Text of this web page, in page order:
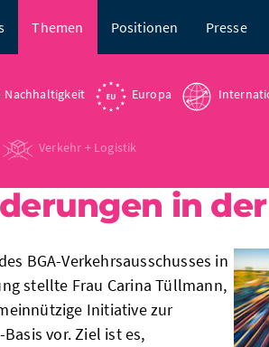
Themen
Nachhaltigkeit Europa
Verkehr + Logistik
Positionen Presse
in
BGA-Verkehrsausschusses in
stellte Frau Carina Tüllmann,
Initiative zur
vor. Ziel ist es,